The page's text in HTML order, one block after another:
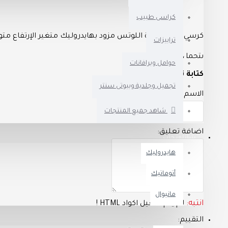
كراسى طبيب
ترابيزات
حوامل وبرافانات
تجميل وجلدية وبيوتى سنتر
شاهد جميع المنتجات
شازلونجات
هايدروليك
أتوماتيك
مانيوال
سراير
كرسي طبيب زهرة اللوتس مزود بهايدروليك متغير الإرتفاع
يتحمل حتى ١٢٥ك
اكسسوار مستورد
كثافة تنجيد مريحة للطبيب
كتابة تعليق
الاسم:
اضافة تعليق:
انتبه: لم يتم تفعيل اكواد HTML !
التقييم: